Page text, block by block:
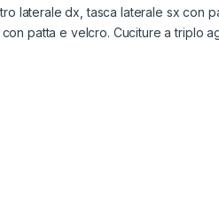
laterale dx, tasca laterale sx con
patta e velcro. Cuciture a triplo